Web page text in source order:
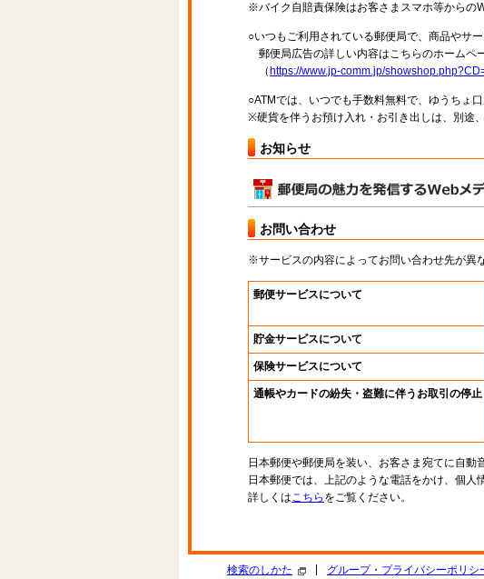
※バイク自賠責保険はお客さまスマホ等からの
○いつもご利用されている郵便局で、商品やサ
郵便局広告の詳しい内容はこちらのホームペ
（ https://www.jp-comm.jp/
○ATMでは、いつでも手数料無料で、ゆうちょ
※硬貨を伴うお預け入れ・お引き出しは、別途
お知らせ
お問い合わせ
※サービスの内容によってお問い合わせ先が異
郵便サービスについて
貯金サービスについて
保険サービスについて
通帳やカードの紛失・盗難に伴うお取引の停止
日本郵便や郵便局を装い、お客さま宛てに自動
日本郵便では、上記のような電話をかけ、個人
詳しくはこちら をご覧ください。
検索のしかた グループ・プライバシーポリシ